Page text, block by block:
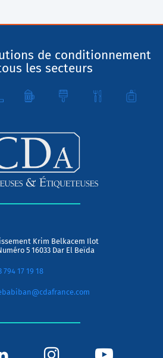
de conditionnement
les secteurs
Krim Belkacem Ilot
5 16033 Dar El Beïda
794 17 19 18